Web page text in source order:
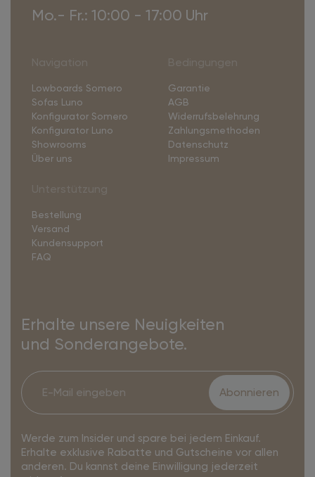
Mo.- Fr.: 10:00 - 17:00 Uhr
Lowboards Somero
Sofas Luno
Konfigurator Somero
Konfigurator Luno
Showrooms
Über uns
Garantie
AGB
Widerrufsbelehrung
Zahlungsmethoden
Datenschutz
Impressum
Bestellung
Versand
Kundensupport
FAQ
Erhalte unsere Neuigkeiten
und Sonderangebote.
Abonnieren
Werde zum Insider und spare bei jedem Einkauf.
Erhalte exklusive Rabatte und Gutscheine vor allen
anderen. Du kannst deine Einwilligung jederzeit